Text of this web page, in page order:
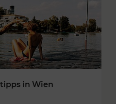
in Wien